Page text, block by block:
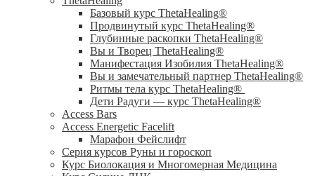
Базовый курс ThetaHealing®
Продвинутый курс ThetaHealing®
Глубинные раскопки ThetaHealing®
Вы и Творец ThetaHealing®
Манифестация Изобилия ThetaHealing®
Вы и замечательный партнер ThetaHealing®
Ритмы тела курс ThetaHealing®
Дети Радуги — курс ThetaHealing®
Access Bars
Access Energetic Facelift
Марафон Фейслифт
Серия курсов Руны и гороскоп
Курс Биолокация и Многомерная Медицина